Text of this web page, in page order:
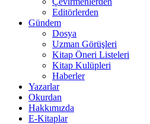
Editörlerden
Gündem
Dosya
Uzman Görüşleri
Kitap Öneri Listeleri
Kitap Kulüpleri
Haberler
Yazarlar
Okurdan
Hakkımızda
E-Kitaplar